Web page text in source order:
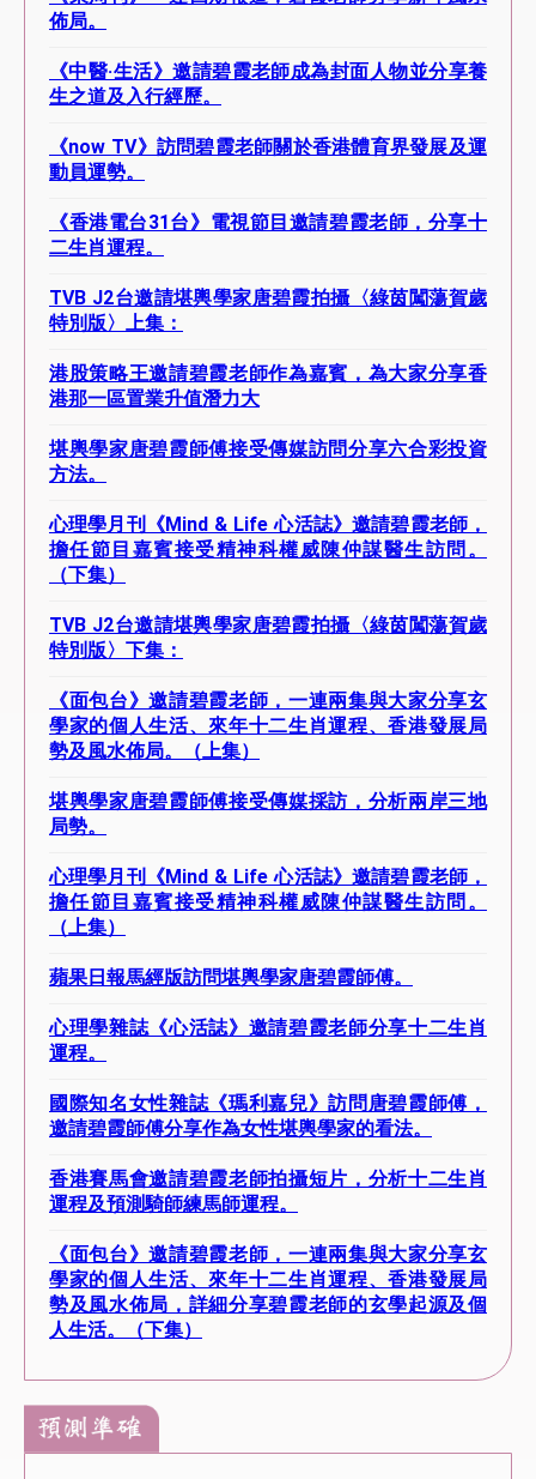
佈局。
《中醫·生活》邀請碧霞老師成為封面人物並分享養
生之道及入行經歷。
《now TV》訪問碧霞老師關於香港體育界發展及運
動員運勢。
《香港電台31台》電視節目邀請碧霞老師，分享十
二生肖運程。
TVB J2台邀請堪輿學家唐碧霞拍攝〈綠茵闖蕩賀歲
特別版〉上集：
港股策略王邀請碧霞老師作為嘉賓，為大家分享香
港那一區置業升值潛力大
堪輿學家唐碧霞師傅接受傳媒訪問分享六合彩投資
方法。
心理學月刊《Mind & Life 心活誌》邀請碧霞老師，
擔任節目嘉賓接受精神科權威陳仲謀醫生訪問。
（下集）
TVB J2台邀請堪輿學家唐碧霞拍攝〈綠茵闖蕩賀歲
特別版〉下集：
《面包台》邀請碧霞老師，一連兩集與大家分享玄
學家的個人生活、來年十二生肖運程、香港發展局
勢及風水佈局。（上集）
堪輿學家唐碧霞師傅接受傳媒採訪，分析兩岸三地
局勢。
心理學月刊《Mind & Life 心活誌》邀請碧霞老師，
擔任節目嘉賓接受精神科權威陳仲謀醫生訪問。
（上集）
蘋果日報馬經版訪問堪輿學家唐碧霞師傅。
心理學雜誌《心活誌》邀請碧霞老師分享十二生肖
運程。
國際知名女性雜誌《瑪利嘉兒》訪問唐碧霞師傅，
邀請碧霞師傅分享作為女性堪輿學家的看法。
香港賽馬會邀請碧霞老師拍攝短片，分析十二生肖
運程及預測騎師練馬師運程。
《面包台》邀請碧霞老師，一連兩集與大家分享玄
學家的個人生活、來年十二生肖運程、香港發展局
勢及風水佈局，詳細分享碧霞老師的玄學起源及個
人生活。（下集）